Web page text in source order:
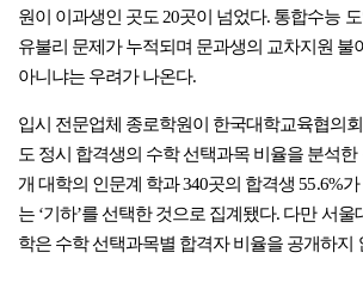
원이 이과생인 곳도 20곳이 넘었다. 통합수능
유불리 문제가 누적되며 문과생의 교차지원 불
아니냐는 우려가 나온다.
입시 전문업체 종로학원이 한국대학교육협의
도 정시 합격생의 수학 선택과목 비율을 분석한
개 대학의 인문계 학과 340곳의 합격생 55.6%가
는 ‘기하’를 선택한 것으로 집계됐다. 다만 서울
학은 수학 선택과목별 합격자 비율을 공개하지